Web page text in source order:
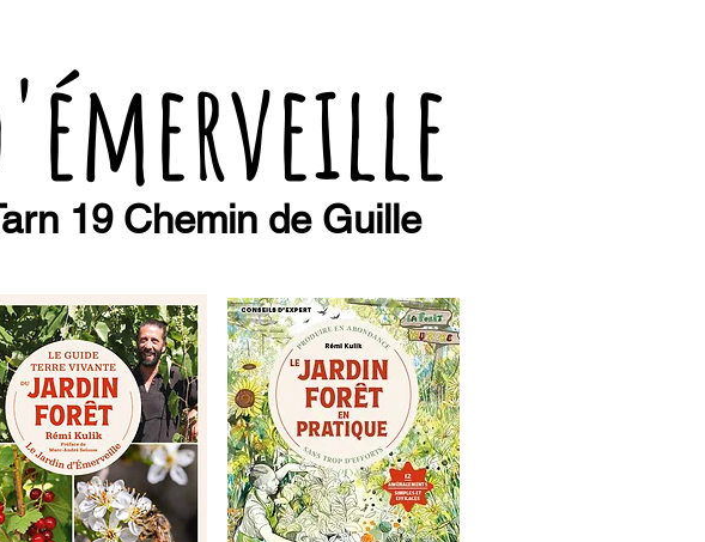
19 Chemin de Guille